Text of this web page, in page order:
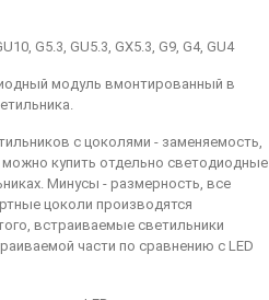
G5.3, GU5.3, GX5.3, G9, G4, GU4
модуль вмонтированный в
с цоколями - заменяемость,
купить отдельно светодиодные
Минусы - размерность, все
цоколи производятся
встраиваемые светильники
части по сравнению с LED